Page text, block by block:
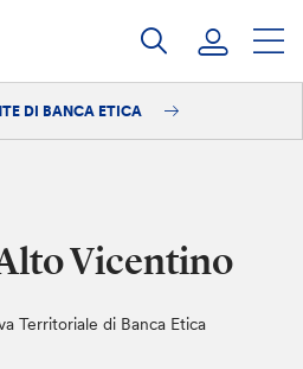
DI BANCA ETICA
Vicentino
Territoriale di Banca Etica